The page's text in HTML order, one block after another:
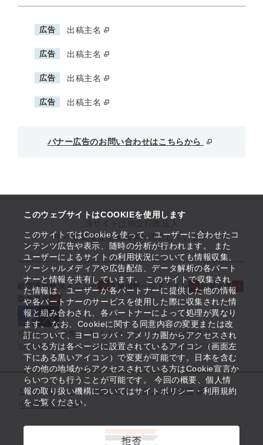
このウェブサイトはCOOKIEを使用します
このサイトではCookieを使って、ユーザーに合わせたコ
ンテンツ広告や表示、随時の分析が行われます。 また
ユーザーによるサイトの利用状況についても情報収集、
ソーシャルメディアや広告配信、データ解析の各パート
ナーと情報を共有しています。 このサイトで収集され
た情報は、ユーザーが各パートナーに提供した他の情報
や各パートナーのサービスを使用した際に収集された情
報と組み合わされ、各パートナーによって処理が異なり
ます。 なお、Cookieに関する同意内容の変更または改
訂について、ヨーロッパ・アメリカ圏からアクセスされ
ている方は各ページに設置されているアイコン（画面左
下にある黒いアイコン）で変更が可能です。日本を含む
その他の地域からアクセスされている方はCookie宣言か
らいつでも行うことが可能です。 今回の概要、個人情
報の取り扱い機構についてはサイトポリシー・利用規約
をご覧ください。
拒否
広告 出稿主名
広告 出稿主名
広告 出稿主名
広告 出稿主名
バナー広告のお問い合わせはこちらから
中小企業基盤整備機構が運営しています
経営課題解決メニュー 支援情報ヘッドライン
起業支援
取組事例
役立つリンク集 サイトマップ
サイト利用条件
SNS公式アカウント一覧
ウェブアクセシビリティ
サイトポリシー・利用規約
個人情報保護
中小機構とは